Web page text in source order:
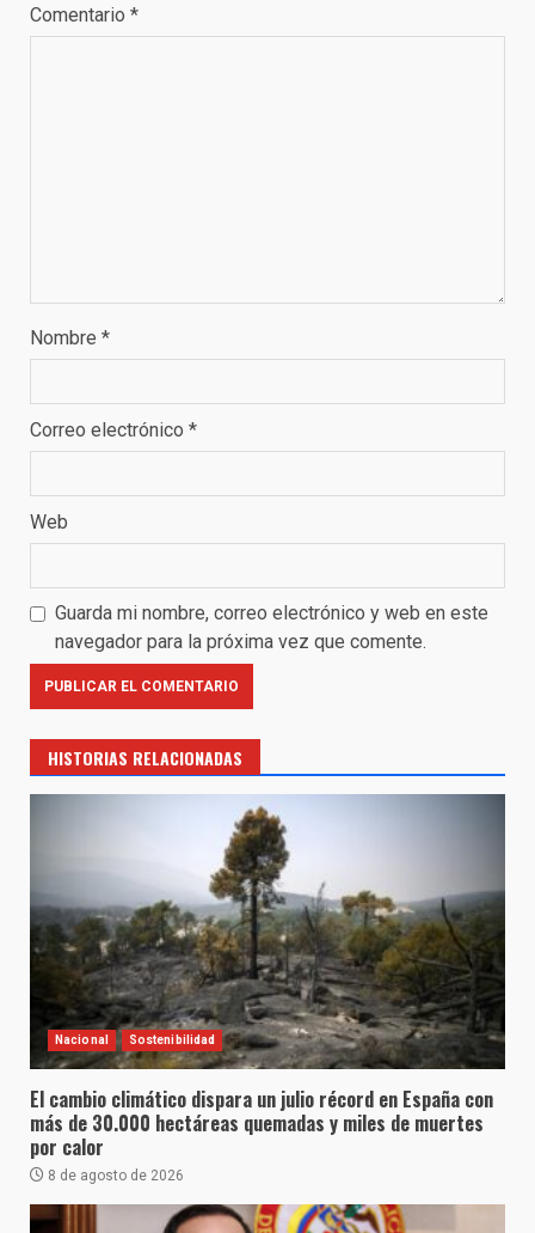
Comentario *
Nombre *
Correo electrónico *
Web
Guarda mi nombre, correo electrónico y web en este
navegador para la próxima vez que comente.
HISTORIAS RELACIONADAS
Nacional Sostenibilidad
El cambio climático dispara un julio récord en España con
más de 30.000 hectáreas quemadas y miles de muertes
por calor
8 de agosto de 2026